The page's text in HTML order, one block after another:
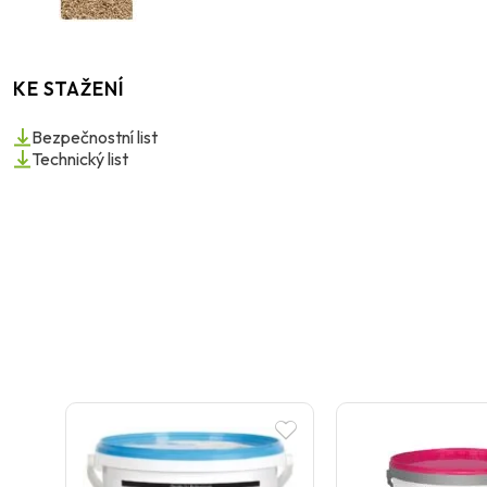
KE STAŽENÍ
Bezpečnostní list
Technický list